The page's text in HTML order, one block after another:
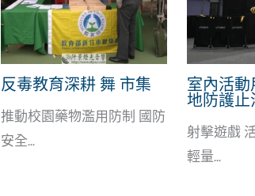
反毒教育深耕 舞 市集
推動校園藥物濫用防制 國防
安全...
室內活
地防護止
射擊遊戲
輕量...